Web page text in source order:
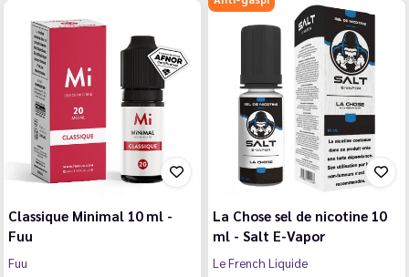
Classique Minimal 10 ml -
Fuu
Fuu
La Chose sel de nicotine 10
ml - Salt E-Vapor
Le French Liquide